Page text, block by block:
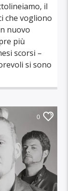
il
che vogliono
nuovo
più
scorsi –
si sono
0